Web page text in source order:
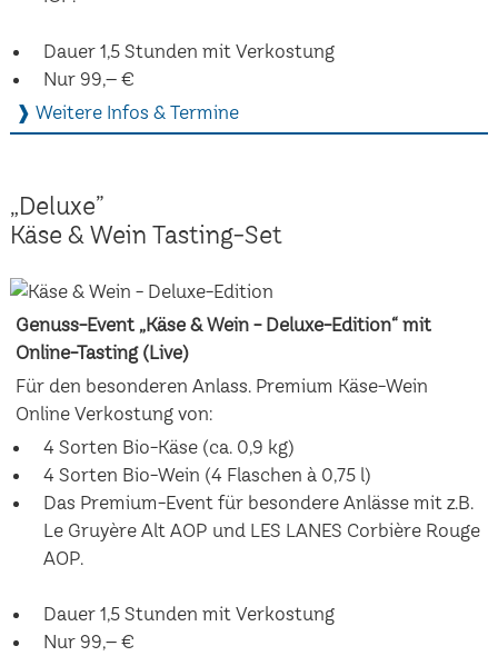
Dauer 1,5 Stunden mit Verkostung
Nur 99,– €
❱ Weitere Infos & Termine
„Deluxe”
Käse & Wein Tasting-Set
Genuss-Event „Käse & Wein - Deluxe-Edition“ mit
Online-Tasting (Live)
Für den besonderen Anlass. Premium Käse-Wein
Online Verkostung von:
4 Sorten Bio-Käse (ca. 0,9 kg)
4 Sorten Bio-Wein (4 Flaschen à 0,75 l)
Das Premium-Event für besondere Anlässe mit z.B.
Le Gruyère Alt AOP und LES LANES Corbière Rouge
AOP.
Dauer 1,5 Stunden mit Verkostung
Nur 99,– €